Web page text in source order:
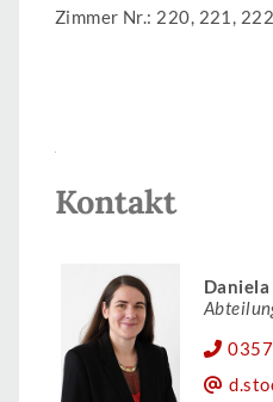
Zimmer Nr.: 220, 221,
Kontakt
Daniela